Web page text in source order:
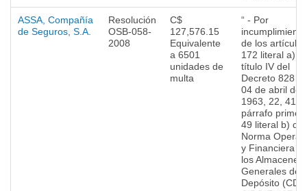
ASSA, Compañía
de Seguros, S.A.
Resolución
OSB-058-
2008
C$
127,576.15
Equivalente
a 6501
unidades de
multa
“ - Por
incumplimiento
de los artículos
172 literal a)
título IV del
Decreto 828
04 de abril de
1963, 22, 41
párrafo
49 literal b) de
Norma
y Financiera
los Almacenes
Generales de
Depósito (CD-